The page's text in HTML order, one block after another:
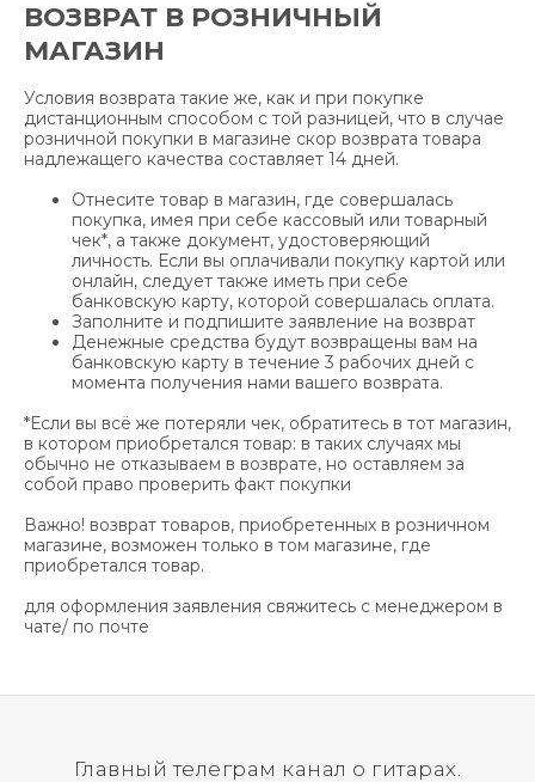
ВОЗВРАТ В РОЗНИЧНЫЙ
МАГАЗИН
Условия возврата такие же, как и при покупке
дистанционным способом с той разницей, что в случае
розничной покупки в магазине скор возврата товара
надлежащего качества составляет 14 дней.
Отнесите товар в магазин, где совершалась
покупка, имея при себе кассовый или товарный
чек*, а также документ, удостоверяющий
личность. Если вы оплачивали покупку картой или
онлайн, следует также иметь при себе
банковскую карту, которой совершалась оплата.
Заполните и подпишите заявление на возврат
Денежные средства будут возвращены вам на
банковскую карту в течение 3 рабочих дней с
момента получения нами вашего возврата.
*Если вы всё же потеряли чек, обратитесь в тот магазин,
в котором приобретался товар: в таких случаях мы
обычно не отказываем в возврате, но оставляем за
собой право проверить факт покупки
Важно! возврат товаров, приобретенных в розничном
магазине, возможен только в том магазине, где
приобретался товар.
для оформления заявления свяжитесь с менеджером в
чате/ по почте
Главный телеграм канал о гитарах.